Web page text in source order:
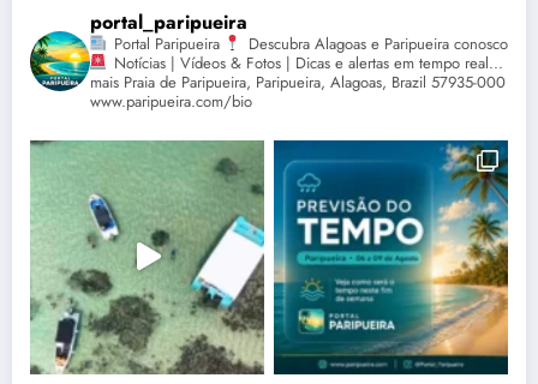
portal_paripueira
Portal Paripueira
Descubra Alagoas e Paripueira conosco
Notícias | Vídeos & Fotos | Dicas e alertas em tempo real...
mais Praia de Paripueira, Paripueira, Alagoas, Brazil 57935-000
www.paripueira.com/bio